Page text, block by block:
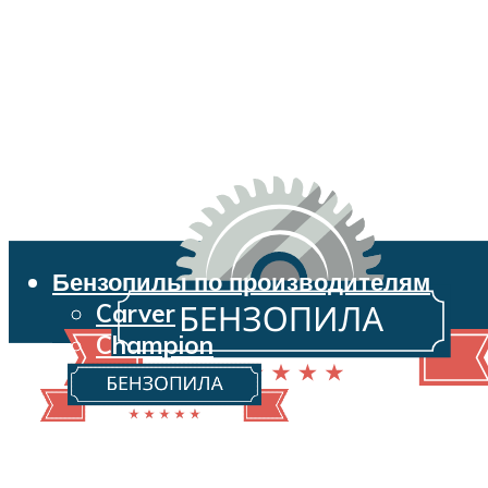
Бензопилы по производителям
Carver
Champion
Echo
Husqvarna